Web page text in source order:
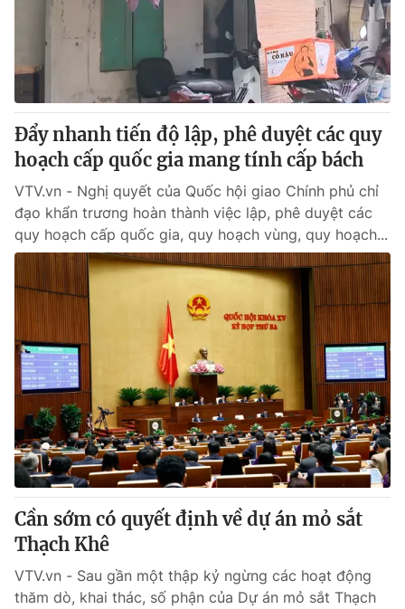
Đẩy nhanh tiến độ lập, phê duyệt các quy
hoạch cấp quốc gia mang tính cấp bách
VTV.vn - Nghị quyết của Quốc hội giao Chính phủ chỉ
đạo khẩn trương hoàn thành việc lập, phê duyệt các
quy hoạch cấp quốc gia, quy hoạch vùng, quy hoạch...
Cần sớm có quyết định về dự án mỏ sắt
Thạch Khê
VTV.vn - Sau gần một thập kỷ ngừng các hoạt động
thăm dò, khai thác, số phận của Dự án mỏ sắt Thạch